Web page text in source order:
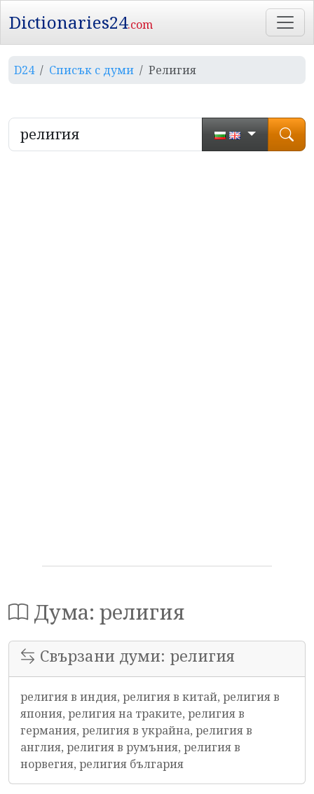
Dictionaries24.com
D24 Списък с думи Религия
Дума: религия
Свързани думи: религия
религия в индия, религия в китай, религия в
япония, религия на траките, религия в
германия, религия в украйна, религия в
англия, религия в румъния, религия в
норвегия, религия българия